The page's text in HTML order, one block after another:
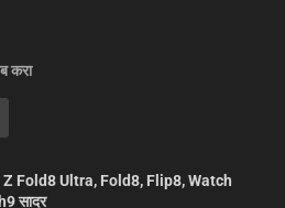
करा
Fold8 Ultra, Fold8, Flip8, Watch
सादर